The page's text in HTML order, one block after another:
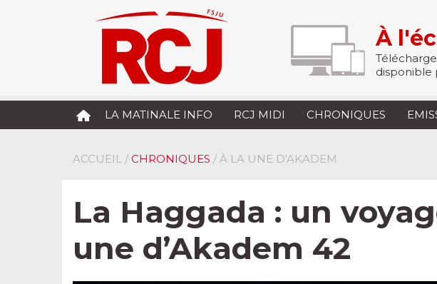
À
disponible
LA MATINALE INFO RCJ MIDI CHRONIQUES
ACCUEIL / CHRONIQUES / À LA UNE D'AKADEM
La Haggada : un
une d’Akadem 42